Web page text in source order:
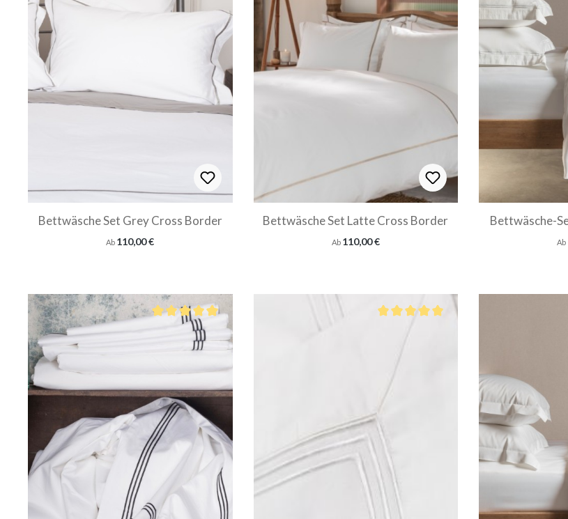
Bettwäsche Set Grey Cross Border
Regulärer Preis:
Ab 110,00 €
Bettwäsche Set Latte Cross Border
Regulärer Preis:
Ab 110,00 € Ab
Durchschnittliche Bewertung von 5 von 5 Sternen